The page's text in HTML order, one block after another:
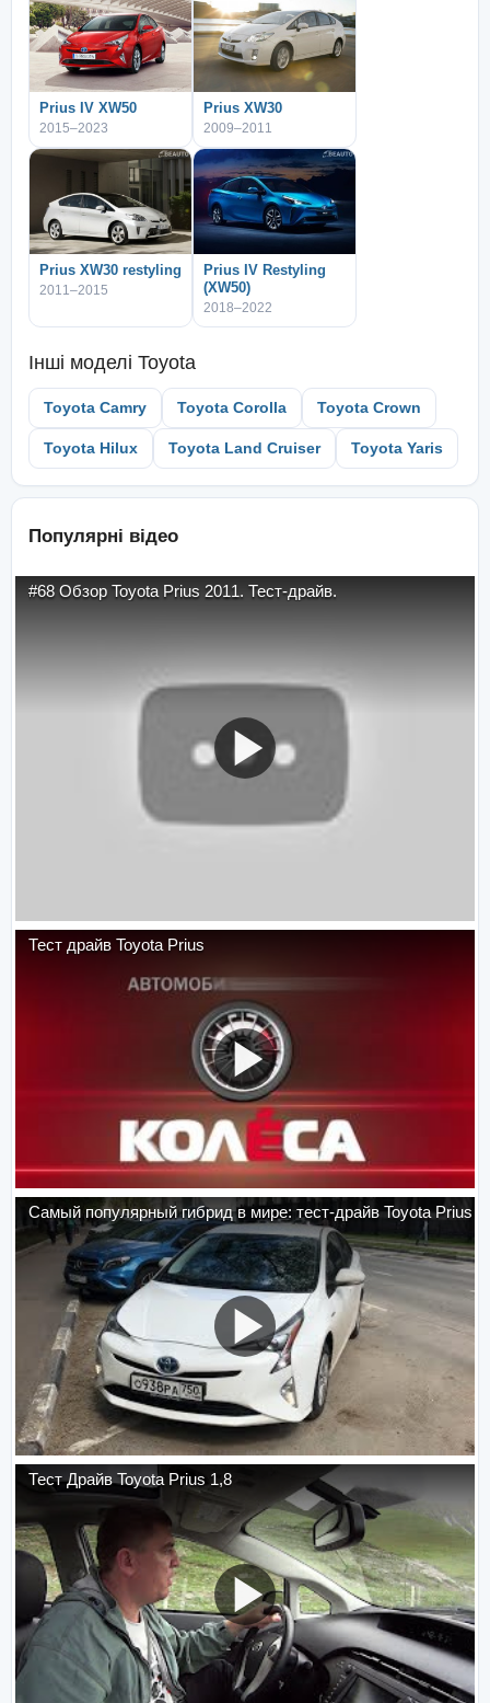
Prius IV XW50
2015–2023
Prius XW30
2009–2011
Prius XW30 restyling
2011–2015
Prius IV Restyling
(XW50)
2018–2022
Інші моделі Toyota
Toyota Camry Toyota Corolla Toyota Crown
Toyota Hilux Toyota Land Cruiser Toyota Yaris
Популярні відео
#68 Обзор Toyota Prius 2011. Тест-драйв.
Тест драйв Toyota Prius
Самый популярный гибрид в мире: тест-драйв Toyota Prius
Тест Драйв Toyota Prius 1,8